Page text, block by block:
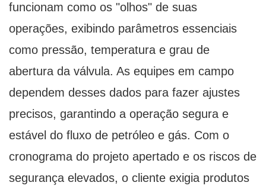
funcionam como os "olhos" de suas
operações, exibindo parâmetros essenciais
como pressão, temperatura e grau de
abertura da válvula. As equipes em campo
dependem desses dados para fazer ajustes
precisos, garantindo a operação segura e
estável do fluxo de petróleo e gás. Com o
cronograma do projeto apertado e os riscos de
segurança elevados, o cliente exigia produtos